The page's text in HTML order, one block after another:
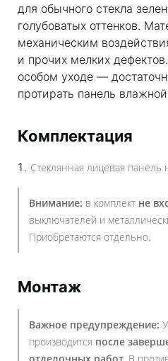
для обычного стекла
голубоватых оттенков.
механическим
и прочих мелких
особом уходе —
протирать панель
Комплектация
Стеклянная лицевая панель
Внимание: в комплект не
выключателей и
Приобретаются отдельно.
Монтаж
Важное предупреждение:
производится после